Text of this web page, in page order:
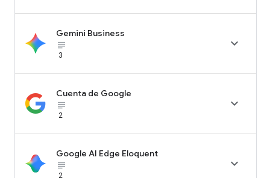
Gemini Business
subject_black
3

Cuenta de Google
subject_black
2

Google AI Edge Eloquent
subject_black
2
